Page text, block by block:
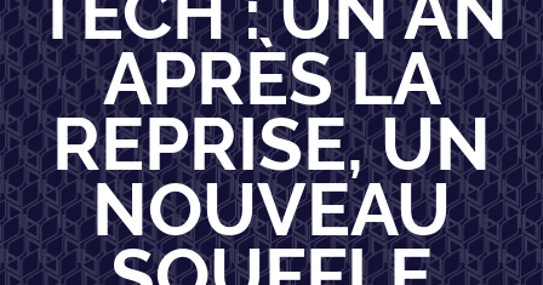
APRÈS LA
REPRISE, UN
NOUVEAU